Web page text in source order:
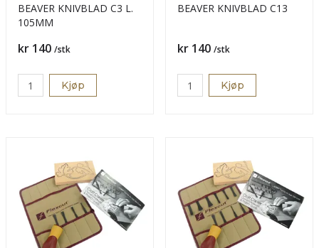
BEAVER KNIVBLAD C3 L.
105MM
Pris
kr 140 /stk
Kjøp
BEAVER KNIVBLAD C13
Pris
kr 140 /stk
Kjøp